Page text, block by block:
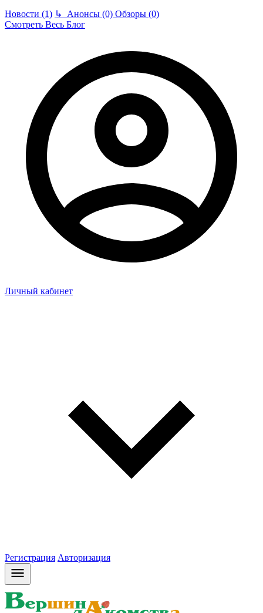
Новости (1) ↳ Анонсы (0) Обзоры (0)
Смотреть Весь Блог
Личный кабинет
Регистрация Авторизация